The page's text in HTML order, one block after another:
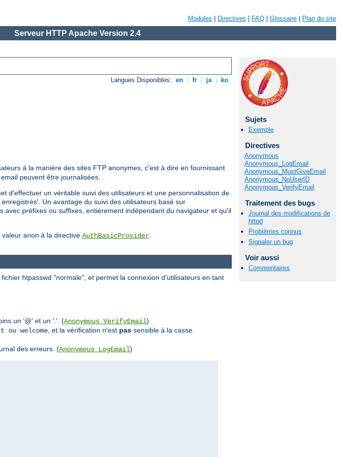
Modules Directives FAQ Glossaire Plan du site
Serveur HTTP Apache Version 2.4
Langues Disponibles: en fr ja ko
à la manière des sites FTP anonymes, c'est à dire en fournissant
peuvent être journalisées.
d'effectuer un véritable suivi des utilisateurs et une personnalisation de
Un avantage du suivi des utilisateurs basé sur
préfixes ou suffixes, entièrement indépendant du navigateur et qu'il
valeur anon à la directive AuthBasicProvider.
Sujets
Exemple
Directives
Anonymous
Anonymous_LogEmail
Anonymous_MustGiveEmail
Anonymous_NoUserID
Anonymous_VerifyEmail
Traitement des bugs
Journal des modifications de
httpd
Problèmes connus
Signaler un bug
Voir aussi
Commentaires
htpasswd "normale", et permet la connexion d'utilisateurs en tant
un '@' et un '.'. (Anonymous_VerifyEmail)
ou welcome , et la vérification n'est pas sensible à la casse.
des erreurs. (Anonymous_LogEmail)